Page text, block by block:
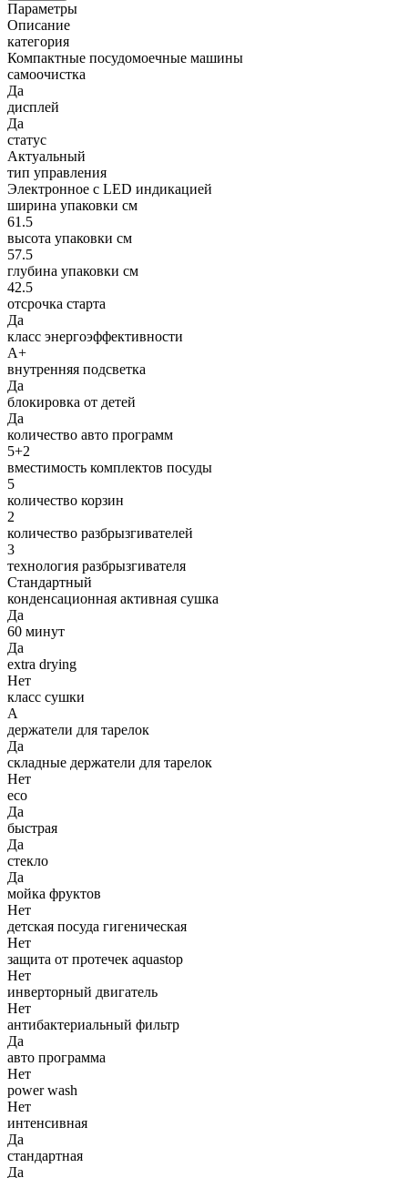
Параметры
Описание
категория
Компактные посудомоечные машины
самоочистка
Да
дисплей
Да
статус
Актуальный
тип управления
Электронное с LED индикацией
ширина упаковки см
61.5
высота упаковки см
57.5
глубина упаковки см
42.5
отсрочка старта
Да
класс энергоэффективности
A+
внутренняя подсветка
Да
блокировка от детей
Да
количество авто программ
5+2
вместимость комплектов посуды
5
количество корзин
2
количество разбрызгивателей
3
технология разбрызгивателя
Стандартный
конденсационная активная сушка
Да
60 минут
Да
extra drying
Нет
класс сушки
A
держатели для тарелок
Да
складные держатели для тарелок
Нет
eco
Да
быстрая
Да
стекло
Да
мойка фруктов
Нет
детская посуда гигеническая
Нет
защита от протечек aquastop
Нет
инверторный двигатель
Нет
антибактериальный фильтр
Да
авто программа
Нет
power wash
Нет
интенсивная
Да
стандартная
Да